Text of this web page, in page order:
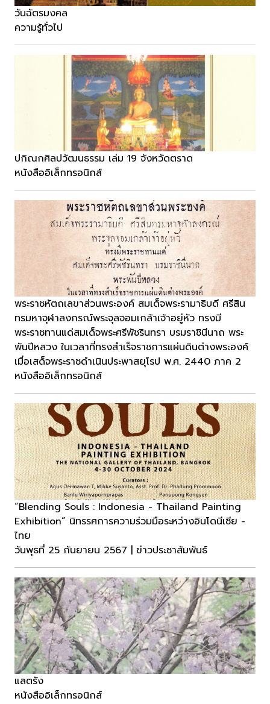
วันฉัตรมงคล
ความรู้ทั่วไป
ปกิณกศิลปวัฒนธรรม เล่ม 19 จังหวัดตราด
หนังสืออิเล็กทรอนิกส์
พระราชหัตถเลขาส่วนพระองค์ สมเด็จพระรามาธิบดี ศรีสิน
ทรมหาจุฬาลงกรณ์พระจุลจอมเกล้าเจ้าอยู่หัว ทรงมี
พระราชทานแด่สมเด็จพระศรีพัชรินทรา บรมราชินีนาถ พระ
พันปีหลวง ในเวลาที่ทรงสำเร็จราชการแผ่นดินต่างพระองค์
เมื่อเสด็จพระราชดำเนินประพาสยุโรป พ.ศ. 2440 ภาค 2
หนังสืออิเล็กทรอนิกส์
“Blending Souls : Indonesia - Thailand Painting
Exhibition” นิทรรศการความร่วมมือระหว่างอินโดนีเซีย -
ไทย
วันพุธที่ 25 กันยายน 2567 | ข่าวประชาสัมพันธ์
แลตรัง
หนังสืออิเล็กทรอนิกส์